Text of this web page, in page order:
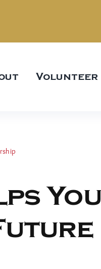
Volunteer
You